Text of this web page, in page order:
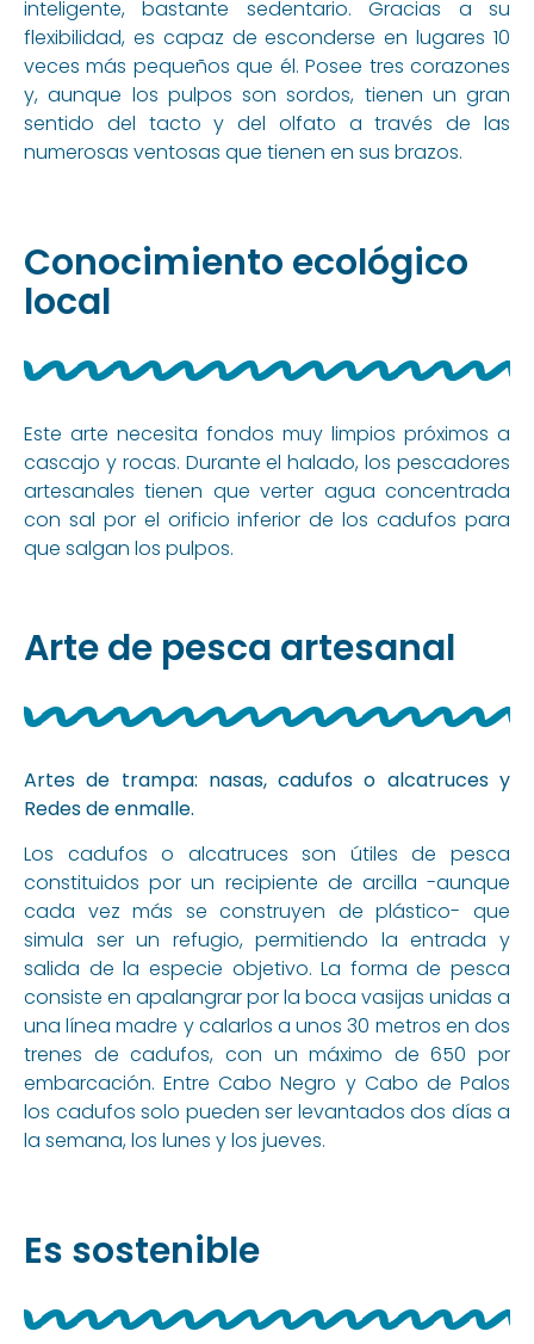
inteligente, bastante sedentario. Gracias a su
flexibilidad, es capaz de esconderse en lugares 10
veces más pequeños que él. Posee tres corazones
y, aunque los pulpos son sordos, tienen un gran
sentido del tacto y del olfato a través de las
numerosas ventosas que tienen en sus brazos.
Conocimiento ecológico
local
Este arte necesita fondos muy limpios próximos a
cascajo y rocas. Durante el halado, los pescadores
artesanales tienen que verter agua concentrada
con sal por el orificio inferior de los cadufos para
que salgan los pulpos.
Arte de pesca artesanal
Artes de trampa: nasas, cadufos o alcatruces y
Redes de enmalle.
Los cadufos o alcatruces son útiles de pesca
constituidos por un recipiente de arcilla -aunque
cada vez más se construyen de plástico- que
simula ser un refugio, permitiendo la entrada y
salida de la especie objetivo. La forma de pesca
consiste en apalangrar por la boca vasijas unidas a
una línea madre y calarlos a unos 30 metros en dos
trenes de cadufos, con un máximo de 650 por
embarcación. Entre Cabo Negro y Cabo de Palos
los cadufos solo pueden ser levantados dos días a
la semana, los lunes y los jueves.
Es sostenible